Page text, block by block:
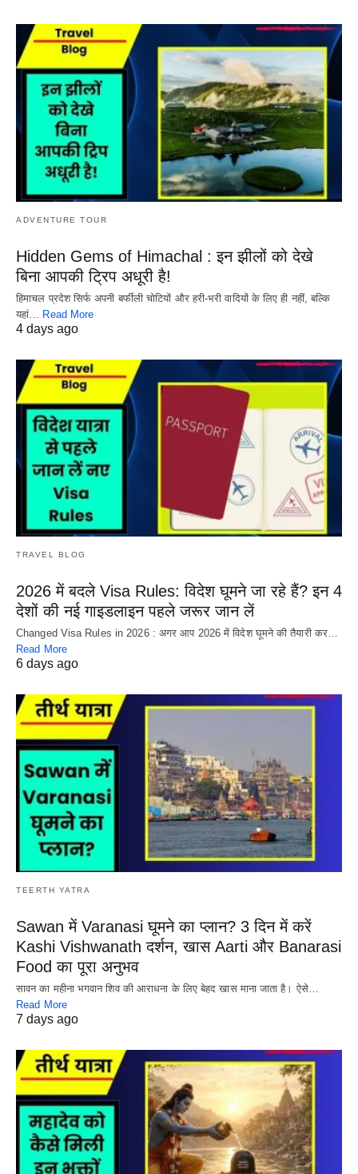
ADVENTURE TOUR
Hidden Gems of Himachal : इन झीलों को देखे
बिना आपकी ट्रिप अधूरी है!
हिमाचल प्रदेश सिर्फ अपनी बर्फीली चोटियों और हरी-भरी वादियों के लिए ही नहीं, बल्कि
यहां…
Read More
4 days ago
TRAVEL BLOG
2026 में बदले Visa Rules: विदेश घूमने जा रहे हैं? इन 4
देशों की नई गाइडलाइन पहले जरूर जान लें
Changed Visa Rules in 2026 : अगर आप 2026 में विदेश घूमने की तैयारी कर…
Read More
6 days ago
TEERTH YATRA
Sawan में Varanasi घूमने का प्लान? 3 दिन में करें
Kashi Vishwanath दर्शन, खास Aarti और Banarasi
Food का पूरा अनुभव
सावन का महीना भगवान शिव की आराधना के लिए बेहद खास माना जाता है। ऐसे…
Read More
7 days ago